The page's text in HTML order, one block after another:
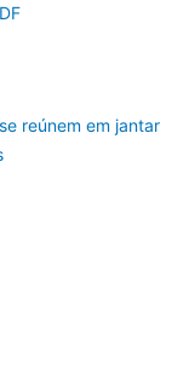
reúnem em jantar